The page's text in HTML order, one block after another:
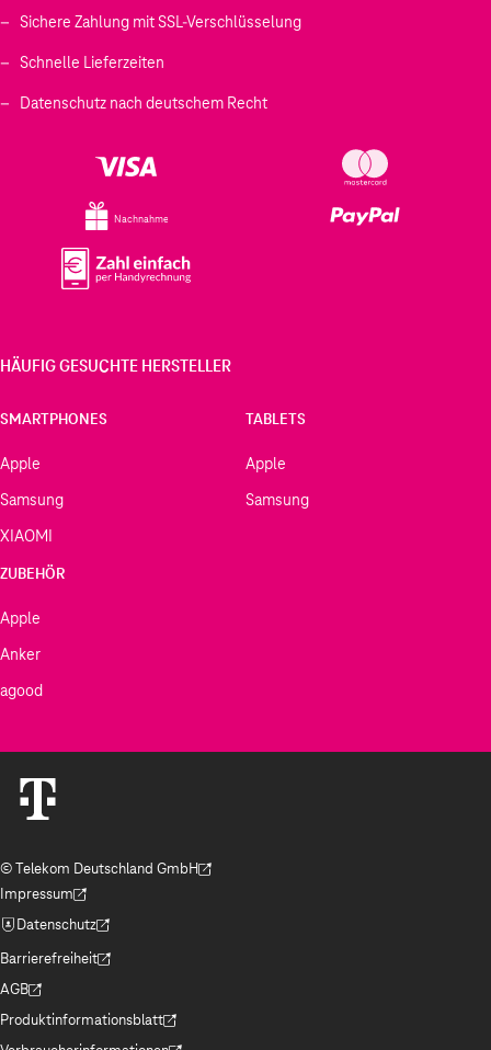
Sichere Zahlung mit SSL-Verschlüsselung
Schnelle Lieferzeiten
Datenschutz nach deutschem Recht
Nachnahme
HÄUFIG GESUCHTE HERSTELLER
SMARTPHONES
Apple
Samsung
XIAOMI
TABLETS
Apple
Samsung
ZUBEHÖR
Apple
Anker
agood
© Telekom Deutschland GmbH
(Der Link wird in einem neuen Tab geöffnet)
Impressum
(Der Link wird in einem neuen Tab geöffnet)
Datenschutz
(Der Link wird in einem neuen Tab geöffnet)
Barrierefreiheit
(Der Link wird in einem neuen Tab geöffnet)
AGB
(Der Link wird in einem neuen Tab geöffnet)
Produktinformationsblatt
(Der Link wird in einem neuen Tab geöffnet)